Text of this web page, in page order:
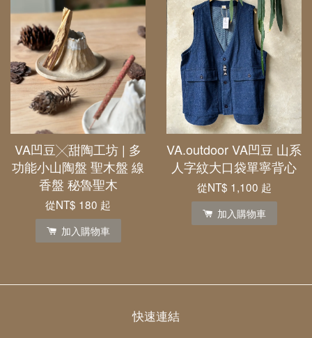
VA凹豆╳甜陶工坊 | 多
功能小山陶盤 聖木盤 線
香盤 秘魯聖木
從NT$ 180 起
加入購物車
VA.outdoor VA凹豆 山系
人字紋大口袋單寧背心
從NT$ 1,100 起
加入購物車
快速連結